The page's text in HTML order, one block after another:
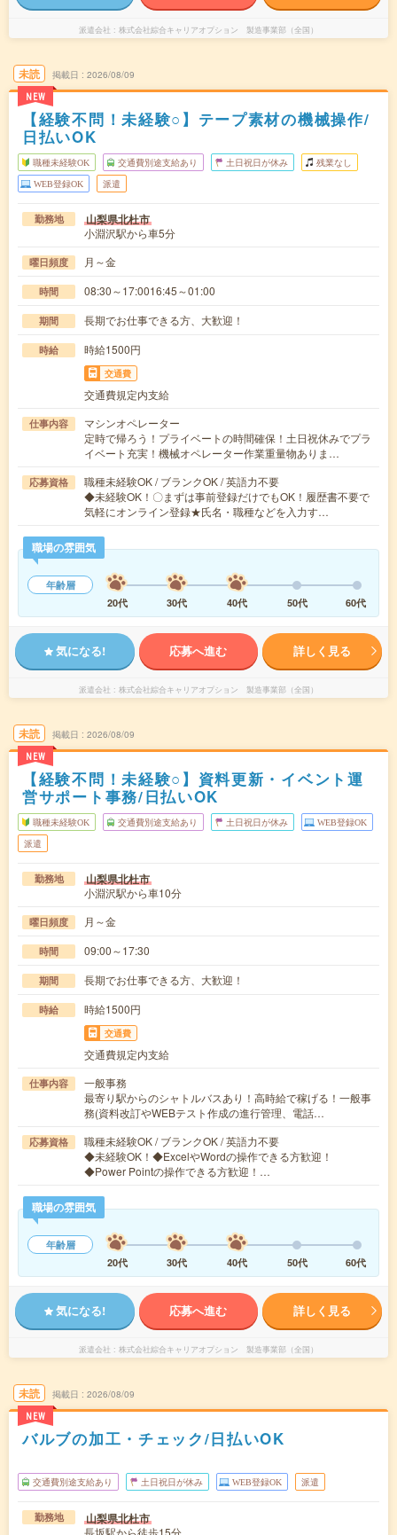
派遣会社 株式会社綜合キャリアオプション 製造事業部（全国）
未読
NEW
掲載日 2026/08/09
【経験不問！未経験○】テープ素材の機械操作/
日払いOK
職種未経験OK 交通費別途支給あり 土日祝日が休み 残業なし
WEB登録OK 派遣
勤務地 山梨県北杜市
小淵沢駅から車5分
曜日頻度 月～金
時間 08:30～17:0016:45～01:00
期間 長期でお仕事できる方、大歓迎！
時給 時給1500円
交通費
交通費規定内支給
仕事内容
マシンオペレーター
定時で帰ろう！プライベートの時間確保！土日祝休みでプラ
イベート充実！機械オペレーター作業重量物ありま…
応募資格
職種未経験OK / ブランクOK / 英語力不要
◆未経験OK！〇まずは事前登録だけでもOK！履歴書不要で
気軽にオンライン登録★氏名・職種などを入力す…
職場の雰囲気
年齢層
20代
30代 40代 50代 60代
気になる! 応募へ進む 詳しく見る
派遣会社 株式会社綜合キャリアオプション 製造事業部（全国）
未読
NEW
掲載日 2026/08/09
【経験不問！未経験○】資料更新・イベント運
営サポート事務/日払いOK
職種未経験OK 交通費別途支給あり 土日祝日が休み WEB登録OK
派遣
勤務地 山梨県北杜市
小淵沢駅から車10分
曜日頻度 月～金
時間 09:00～17:30
期間 長期でお仕事できる方、大歓迎！
時給 時給1500円
交通費
交通費規定内支給
仕事内容
一般事務
最寄り駅からのシャトルバスあり！高時給で稼げる！一般事
務(資料改訂やWEBテスト作成の進行管理、電話…
応募資格
職種未経験OK / ブランクOK / 英語力不要
◆未経験OK！◆ExcelやWordの操作できる方歓迎！
◆Power Pointの操作できる方歓迎！…
職場の雰囲気
年齢層
20代
30代 40代 50代 60代
気になる! 応募へ進む 詳しく見る
派遣会社 株式会社綜合キャリアオプション 製造事業部（全国）
未読
NEW
掲載日 2026/08/09
バルブの加工・チェック/日払いOK
交通費別途支給あり 土日祝日が休み WEB登録OK 派遣
勤務地 山梨県北杜市
長坂駅から徒歩15分